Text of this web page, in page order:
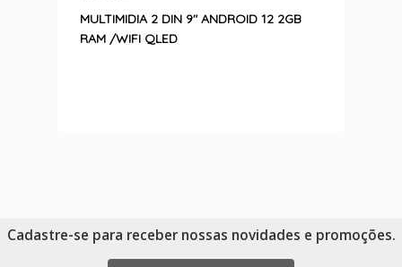
MULTIMIDIA 2 DIN 9″ ANDROID 12 2GB
RAM /WIFI QLED
Cadastre-se para receber nossas novidades e promoções.